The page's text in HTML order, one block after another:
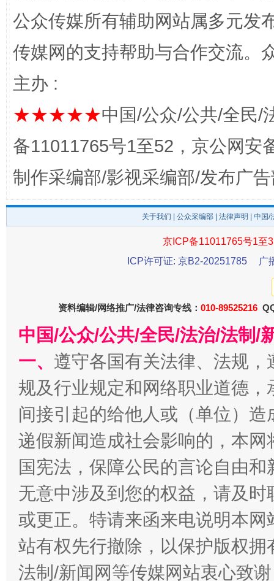
东山县通报“牛蛙产品抗生素超标问题”
一
揭开“小金库”的免责幌子
公众传媒所有辅助网站属多元发
传媒网的支持帮助与合作交流。
主办 :
★★★★★中国/公众/公共/全民/
备11011765号1至52，京公网安
制作采编部/影视采编部/发布广
关于我们 公众采编部 法律声明 | 中国
京ICP备11011765号1至
ICP许可证: 京B2-20251785
广
资料编辑/网络推广/法律咨询专线： 010-89525216
中国/公众/公共/全民/法治/法制/
一、 遵守各国有关法律、法规
规及行业规定和网络职业道德
间接引起的给他人或（单位）
递假新闻造成社会影响的，本
国宪法，保障公民的言论自由
无意中涉及到您的权益，请及
或更正。特请来函来电说明本
站有权先行撤除，以保护版权
法制/新闻网等传媒网站衷心致